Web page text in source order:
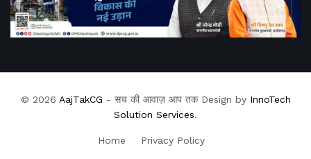
© 2026 AajTakCG - सच की आवाज़ आप तक Design by InnoTech
Solution Services.
Home Privacy Policy